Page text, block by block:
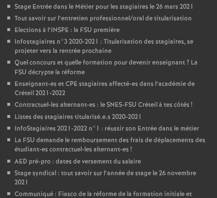
Stage Entrée dans le Métier pour les stagiaires le 26 mars 2021
Tout savoir sur l’entretien professionnel/oral de titularisation
Elections à l’INSPE : la FSU première
Infostagiaires n°3 2020-2021 : Titularisation des stagiaires, se
projeter vers la rentrée prochaine
Quel concours et quelle formation pour devenir enseignant? La
FSU décrypte la réforme
Enseignant-es etCPE stagiaires affecté-es dans l’académie de
Créteil 2021-2022
Contractuel-les alternant-es : leSNES-FSU Créteil à tes côtés !
Listes des stagiaires titularisé.e.s 2020-2021
InfoStagiaires 2021-2022 n°1 : réussir son Entrée dans le métier
La FSU demande le remboursement des frais de déplacements des
étudiant-es contractuel-les alternant-es !
AED pré-pro : dates de versement du salaire
Stage syndical : tout savoir sur l’année de stage le 26 novembre
2021
Communiqué : Fiasco de la réforme de la formation initiale et